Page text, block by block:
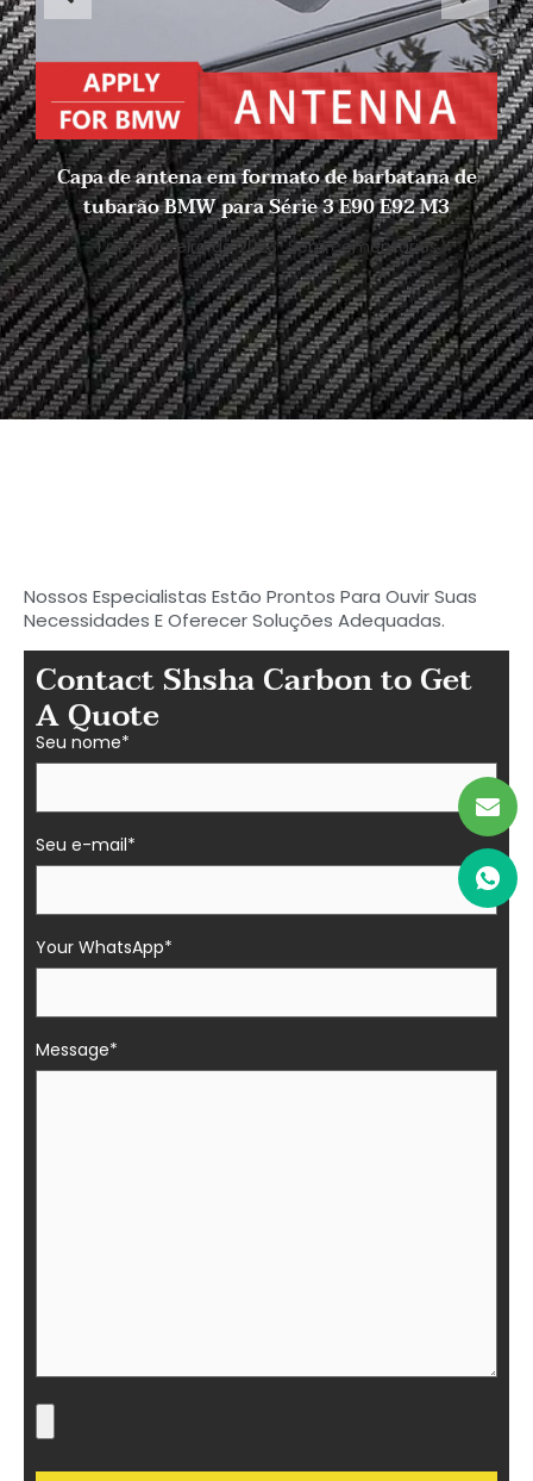
Capa de antena em formato de barbatana de
tubarão BMW para Série 3 E90 E92 M3
1 de fevereiro de 2023 Sem comentários
Nossos Especialistas Estão Prontos Para Ouvir Suas
Necessidades E Oferecer Soluções Adequadas.
Contact Shsha Carbon to Get
A Quote
Seu nome*
Seu e-mail*
Your WhatsApp*
Message*